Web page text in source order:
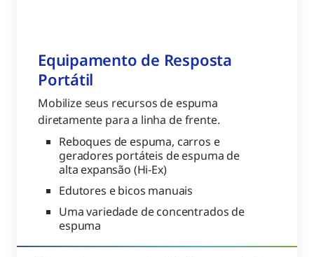
Equipamento de Resposta
Portátil
Mobilize seus recursos de espuma
diretamente para a linha de frente.
Reboques de espuma, carros e
geradores portáteis de espuma de
alta expansão (Hi-Ex)
Edutores e bicos manuais
Uma variedade de concentrados de
espuma